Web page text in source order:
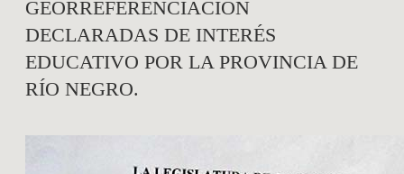
GEORREFERENCIACIÓN
DECLARADAS DE INTERÉS
EDUCATIVO POR LA PROVINCIA DE
RÍO NEGRO.